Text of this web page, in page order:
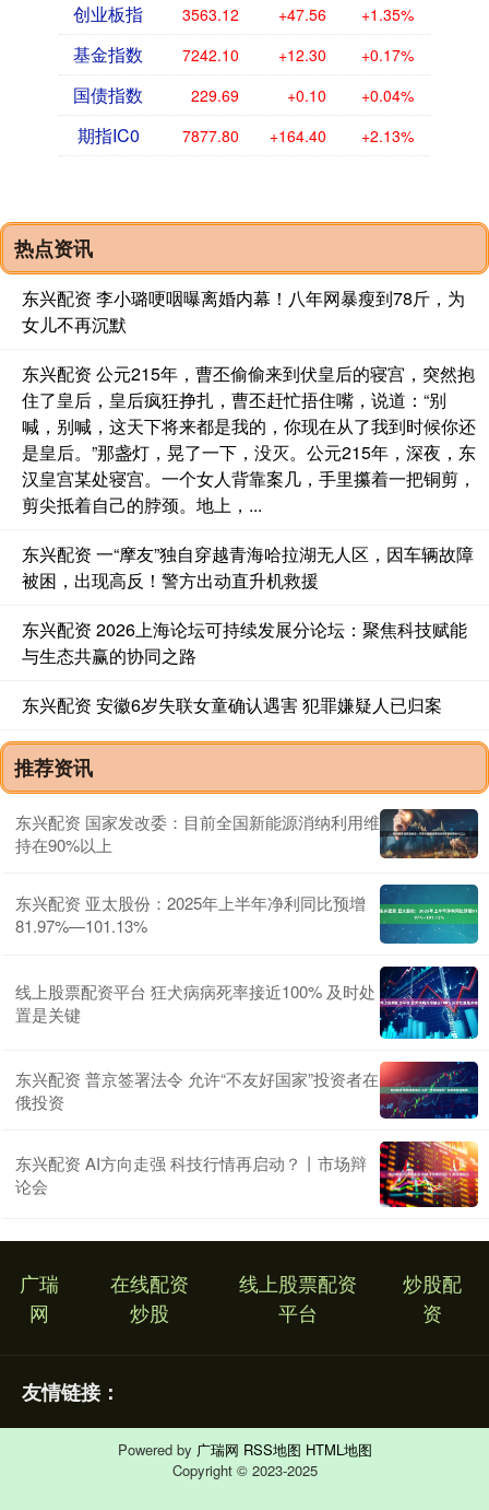
创业板指 3563.12 +47.56 +1.35%
基金指数 7242.10 +12.30 +0.17%
国债指数 229.69 +0.10 +0.04%
期指IC0 7877.80 +164.40 +2.13%
热点资讯
东兴配资 李小璐哽咽曝离婚内幕！八年网暴瘦到78斤，为
女儿不再沉默
东兴配资 公元215年，曹丕偷偷来到伏皇后的寝宫，突然抱
住了皇后，皇后疯狂挣扎，曹丕赶忙捂住嘴，说道：“别
喊，别喊，这天下将来都是我的，你现在从了我到时候你还
是皇后。”那盏灯，晃了一下，没灭。公元215年，深夜，东
汉皇宫某处寝宫。一个女人背靠案几，手里攥着一把铜剪，
剪尖抵着自己的脖颈。地上，...
东兴配资 一“摩友”独自穿越青海哈拉湖无人区，因车辆故障
被困，出现高反！警方出动直升机救援
东兴配资 2026上海论坛可持续发展分论坛：聚焦科技赋能
与生态共赢的协同之路
东兴配资 安徽6岁失联女童确认遇害 犯罪嫌疑人已归案
推荐资讯
东兴配资 国家发改委：目前全国新能源消纳利用维
持在90%以上
东兴配资 亚太股份：2025年上半年净利同比预增
81.97%—101.13%
线上股票配资平台 狂犬病病死率接近100% 及时处
置是关键
东兴配资 普京签署法令 允许“不友好国家”投资者在
俄投资
东兴配资 AI方向走强 科技行情再启动？丨市场辩
论会
广瑞
网
在线配资
炒股
线上股票配资
平台
炒股配
资
友情链接：
Powered by 广瑞网 RSS地图 HTML地图
Copyright © 2023-2025